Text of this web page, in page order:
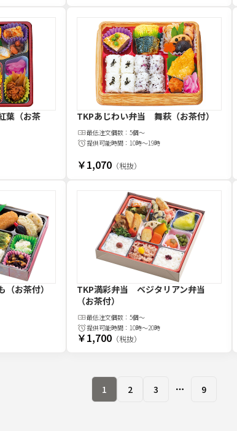
葉（お茶
TKPあじわい弁当 舞萩（お茶付）
最低注文個数：5個～
提供可能時間：10時～19時
￥1,070 （税抜）
お茶付）
TKP満彩弁当 ベジタリアン弁当
（お茶付）
最低注文個数：5個～
提供可能時間：10時～20時
￥1,700 （税抜）
1 2 3 More pages
9